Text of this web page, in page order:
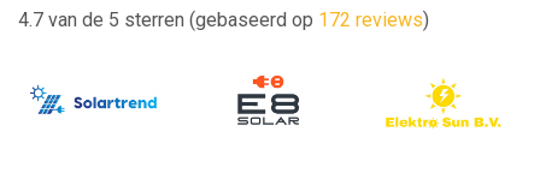
4.7 van de 5 sterren (gebaseerd op 172 reviews)